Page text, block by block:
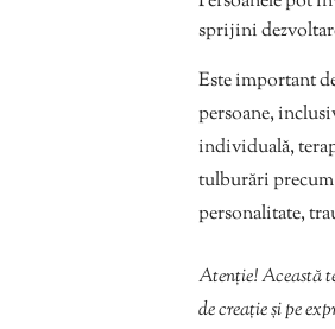
sprijini
Este important
persoane,
individuală,
tulburări
personalitate,
Atenție! Această
de creație și pe